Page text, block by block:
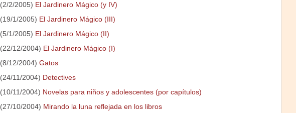
(2/2/2005) El Jardinero Mágico (y IV)
(19/1/2005) El Jardinero Mágico (III)
(5/1/2005) El Jardinero Mágico (II)
(22/12/2004) El Jardinero Mágico (I)
(8/12/2004) Gatos
(24/11/2004) Detectives
(10/11/2004) Novelas para niños y adolescentes (por capítulos)
(27/10/2004) Mirando la luna reflejada en los libros